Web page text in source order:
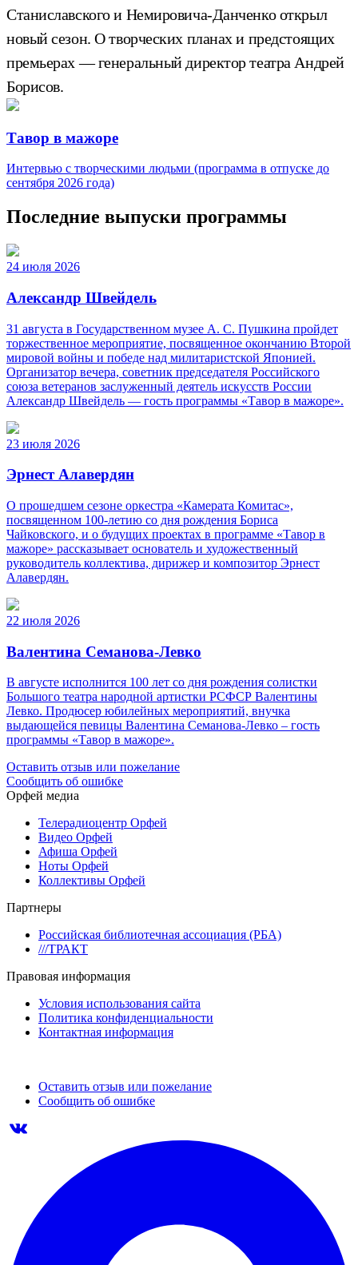
Станиславского и Немировича-Данченко открыл
новый сезон. О творческих планах и предстоящих
премьерах — генеральный директор театра Андрей
Борисов.
Тавор в мажоре
Интервью с творческими людьми (программа в отпуске до
сентября 2026 года)
Последние выпуски программы
24 июля 2026
Александр Швейдель
31 августа в Государственном музее А. С. Пушкина пройдет
торжественное мероприятие, посвященное окончанию Второй
мировой войны и победе над милитаристской Японией.
Организатор вечера, советник председателя Российского
союза ветеранов заслуженный деятель искусств России
Александр Швейдель — гость программы «Тавор в мажоре».
23 июля 2026
Эрнест Алавердян
О прошедшем сезоне оркестра «Камерата Комитас»,
посвященном 100-летию со дня рождения Бориса
Чайковского, и о будущих проектах в программе «Тавор в
мажоре» рассказывает основатель и художественный
руководитель коллектива, дирижер и композитор Эрнест
Алавердян.
22 июля 2026
Валентина Семанова-Левко
В августе исполнится 100 лет со дня рождения солистки
Большого театра народной артистки РСФСР Валентины
Левко. Продюсер юбилейных мероприятий, внучка
выдающейся певицы Валентина Семанова-Левко – гость
программы «Тавор в мажоре».
Оставить отзыв или пожелание
Сообщить об ошибке
Орфей медиа
Телерадиоцентр Орфей
Видео Орфей
Афиша Орфей
Ноты Орфей
Коллективы Орфей
Партнеры
Российская библиотечная ассоциация (РБА)
///ТРАКТ
Правовая информация
Условия использования сайта
Политика конфиденциальности
Контактная информация
Оставить отзыв или пожелание
Сообщить об ошибке